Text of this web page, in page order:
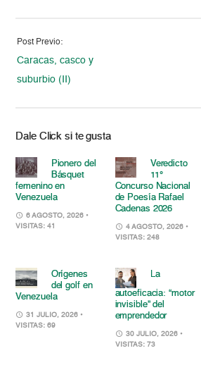
Post Previo:
Caracas, casco y
suburbio (II)
Dale Click si te gusta
Pionero del
Básquet
femenino en
Venezuela
6 AGOSTO, 2026 •
VISITAS: 41
Veredicto
11°
Concurso Nacional
de Poesía Rafael
Cadenas 2026
4 AGOSTO, 2026 •
VISITAS: 248
Orígenes
del golf en
Venezuela
31 JULIO, 2026 •
VISITAS: 69
La
autoeficacia: “motor
invisible” del
emprendedor
30 JULIO, 2026 •
VISITAS: 73